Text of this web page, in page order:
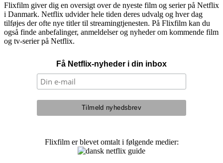
Flixfilm giver dig en oversigt over de nyeste film og serier på Netflix
i Danmark. Netflix udvider hele tiden deres udvalg og hver dag
tilføjes der ofte nye titler til streamingtjenesten. På Flixfilm kan du
også finde anbefalinger, anmeldelser og nyheder om kommende film
og tv-serier på Netflix.
Få Netflix-nyheder i din inbox
Flixfilm er blevet omtalt i følgende medier: